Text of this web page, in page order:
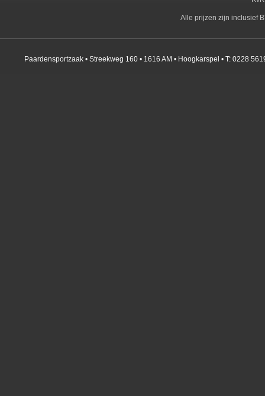
Alle prijzen zijn inclusief
Paardensportzaak • Streekweg 160 • 1616 AM • Hoogkarspel • T: 0228